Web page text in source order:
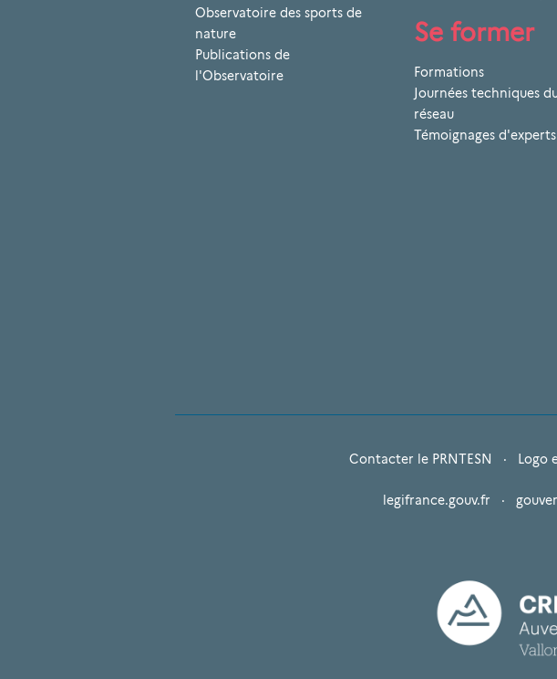
Observatoire des sports de
nature
Publications de
l'Observatoire
Se former
Formations
Journées techniques
réseau
Témoignages d'experts
Contacter le PRNTESN · Logo
legifrance.gouv.fr ·